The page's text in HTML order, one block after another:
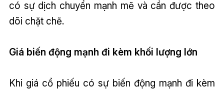
có sự dịch chuyển mạnh mẽ và cần được theo
dõi chặt chẽ.
Giá biến động mạnh đi kèm khối lượng lớn
Khi giá cổ phiếu có sự biến động mạnh đi kèm